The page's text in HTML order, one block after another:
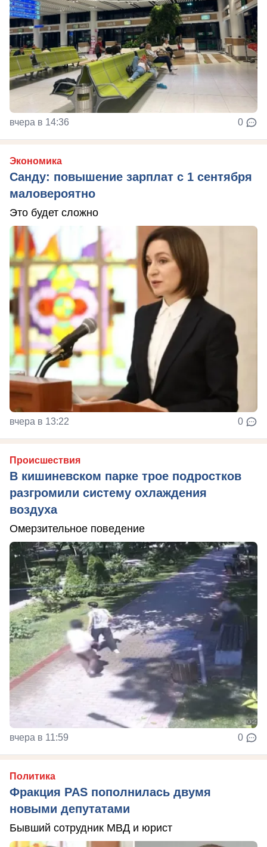
вчера в 14:36 0
Экономика
Санду: повышение зарплат с 1 сентября
маловероятно
Это будет сложно
вчера в 13:22 0
Происшествия
В кишиневском парке трое подростков
разгромили систему охлаждения
воздуха
Омерзительное поведение
вчера в 11:59 0
Политика
Фракция PAS пополнилась двумя
новыми депутатами
Бывший сотрудник МВД и юрист